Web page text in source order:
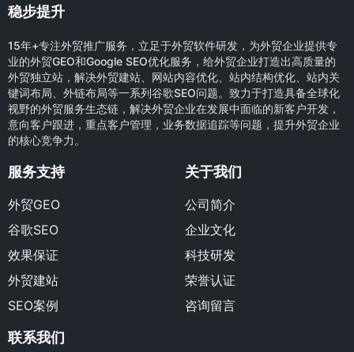
稳步提升
15年+专注外贸推广服务，立足于外贸软件研发，为外贸企业提供专
业的外贸GEO和Google SEO优化服务，给外贸企业打造出高质量的
外贸独立站，解决外贸建站、网站内容优化、站内结构优化、站内关
键词布局、外链布局等一系列谷歌SEO问题。致力于打造具备全球化
视野的外贸服务生态链，解决外贸企业在发展中面临的新客户开发，
意向客户跟进，重点客户管理，业务数据追踪等问题，提升外贸企业
的核心竞争力。
服务支持
外贸GEO
谷歌SEO
效果保证
外贸建站
SEO案例
关于我们
公司简介
企业文化
科技研发
荣誉认证
咨询留言
联系我们